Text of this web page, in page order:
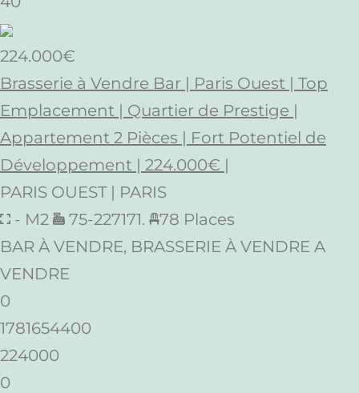
224.000€
Brasserie à Vendre Bar | Paris Ouest | Top
Emplacement | Quartier de Prestige |
Appartement 2 Pièces | Fort Potentiel de
Développement | 224.000€ |
PARIS OUEST | PARIS
- M2
75-227171.
78 Places
BAR À VENDRE, BRASSERIE À VENDRE A
VENDRE
0
1781654400
224000
0